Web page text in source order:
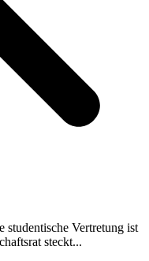
Vertretung ist
steckt...